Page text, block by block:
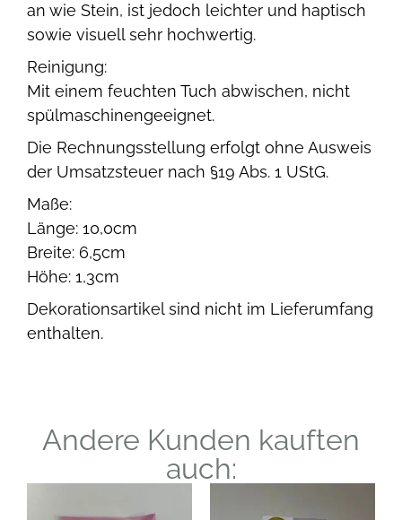
an wie Stein, ist jedoch leichter und haptisch
sowie visuell sehr hochwertig.
Reinigung:
Mit einem feuchten Tuch abwischen, nicht
spülmaschinengeeignet.
Die Rechnungsstellung erfolgt ohne Ausweis
der Umsatzsteuer nach §19 Abs. 1 UStG.
Maße:
Länge: 10,0cm
Breite: 6,5cm
Höhe: 1,3cm
Dekorationsartikel sind nicht im Lieferumfang
enthalten.
Andere Kunden kauften
auch: